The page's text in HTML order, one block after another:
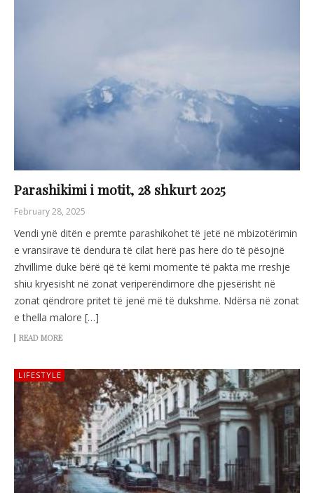
Parashikimi i motit, 28 shkurt 2025
February 28, 2025
Vendi ynë ditën e premte parashikohet të jetë në mbizotërimin
e vransirave të dendura të cilat herë pas here do të pësojnë
zhvillime duke bërë që të kemi momente të pakta me rreshje
shiu kryesisht në zonat veriperëndimore dhe pjesërisht në
zonat qëndrore pritet të jenë më të dukshme. Ndërsa në zonat
e thella malore […]
READ MORE
LIFESTYLE